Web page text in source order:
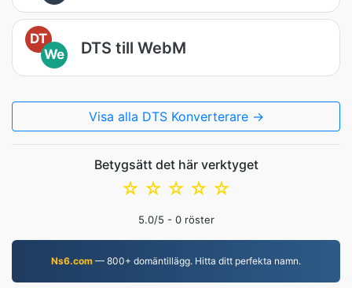
DT
We
DTS till WebM
Visa alla DTS Konverterare →
Betygsätt det här verktyget
☆
☆
☆
☆
☆
5.0/5 - 0röster
Ns6.com — 800+ domäntillägg. Hitta ditt perfekta namn.